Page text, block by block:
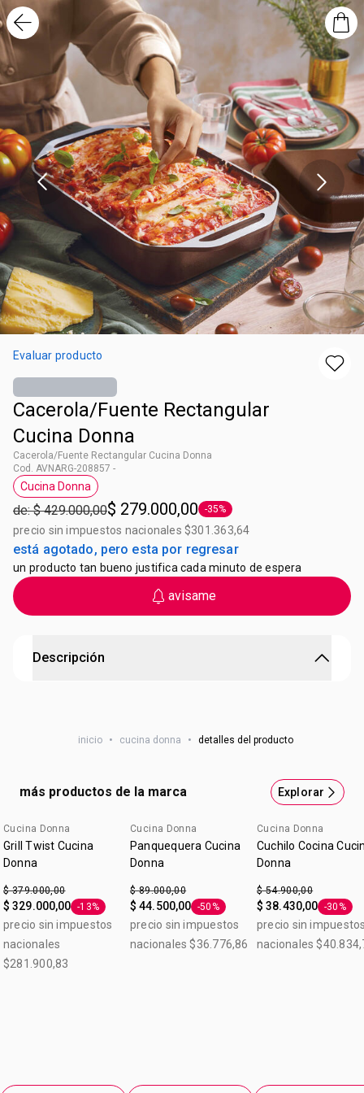
Evaluar producto
Cacerola/Fuente Rectangular
Cucina Donna
Cacerola/Fuente Rectangular Cucina Donna
Cod. AVNARG-208857 -
Etiqueta Cucina Donna
Cucina Donna
de: $ 429.000,00$ 279.000,00 Etiqueta -35%
-35%
precio sin impuestos nacionales $301.363,64
está agotado, pero esta por regresar
un producto tan bueno justifica cada minuto de espera
avisame
Descripción
Origen: Argentina. Beneficios Ahorra gas: 3 veces menos
Livana: Fácil de manipular con los alimentos adentro,
gracias al espesor de 3 mm. Cocción pareja: Su fondo
tiempo. Antiadherente Teflon Classic: Los alimentos no se
pegan y son más fáciles de limpiar. Gran durabilidad.
inicio • cucina donna • detalles del producto
más productos de la marca Explorar
Cucina Donna
Grill Twist Cucina
Donna
$ 379.000,00
$ 329.000,00 Etiqueta -13%
-13%
precio sin impuestos
nacionales
$281.900,83
Cucina Donna
Panquequera Cucina
Donna
$ 89.000,00
$ 44.500,00 Etiqueta -50%
-50%
precio sin impuestos
nacionales $36.776,86
Cucina Donna
Cuchilo Cocina
Donna
$ 54.900,00
$ 38.430,00 Etiqueta
-30%
precio sin
nacionales